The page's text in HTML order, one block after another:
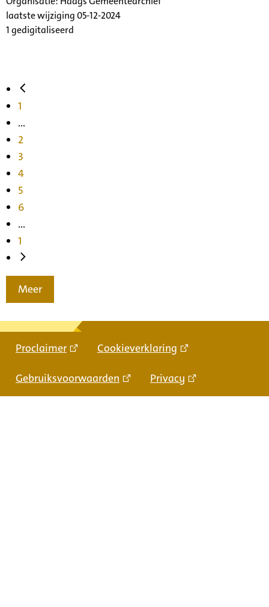
laatste wijziging 05-12-2024
1 gedigitaliseerd
1
...
2
3
4
5
6
...
1
Meer
Proclaimer Cookieverklaring
Gebruiksvoorwaarden Privacy